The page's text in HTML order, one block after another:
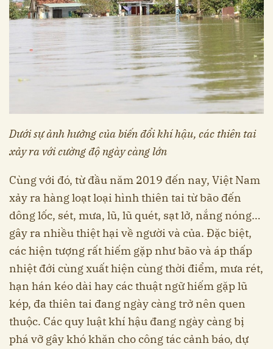
Dưới sự ảnh hưởng của biến đổi khí hậu, các thiên tai
xảy ra với cường độ ngày càng lớn
Cùng với đó, từ đầu năm 2019 đến nay, Việt Nam
xảy ra hàng loạt loại hình thiên tai từ bão đến
dông lốc, sét, mưa, lũ, lũ quét, sạt lở, nắng nóng…
gây ra nhiều thiệt hại về người và của. Đặc biệt,
các hiện tượng rất hiếm gặp như bão và áp thấp
nhiệt đới cùng xuất hiện cùng thời điểm, mưa rét,
hạn hán kéo dài hay các thuật ngữ hiếm gặp lũ
kép, đa thiên tai đang ngày càng trở nên quen
thuộc. Các quy luật khí hậu đang ngày càng bị
phá vỡ gây khó khăn cho công tác cảnh báo, dự